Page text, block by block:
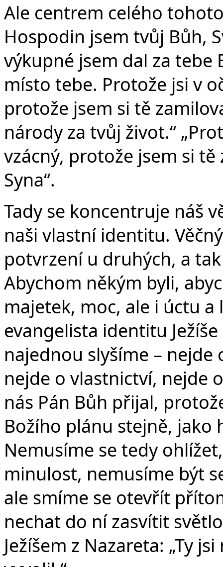
Ale centrem celého
Hospodin jsem tvůj Bůh,
výkupné jsem dal za tebe
místo tebe. Protože jsi v
protože jsem si tě
národy za tvůj život.“
vzácný, protože jsem si
Syna“.
Tady se koncentruje náš
naši vlastní identitu.
potvrzení u druhých, a
Abychom někým byli,
majetek, moc, ale i úctu
evangelista identitu
najednou slyšíme –
nejde o vlastnictví, nejde
nás Pán Bůh přijal,
Božího plánu stejně, jako
Nemusíme se tedy
minulost, nemusíme být
ale smíme se otevřít
nechat do ní zasvítit
Ježíšem z Nazareta: „Ty